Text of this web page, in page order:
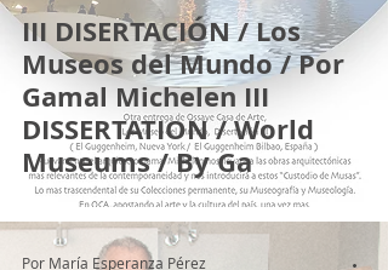
III DISERTACIÓN / Los
Museos del Mundo / Por
Gamal Michelen III
DISSERTATION / World
Museums / By Ga
Por María Esperanza Pérez